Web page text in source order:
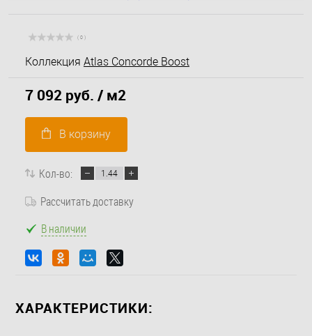
( 0 )
Коллекция Atlas Concorde Boost
7 092 руб. / м2
В корзину
Кол-во:
Рассчитать доставку
В наличии
ХАРАКТЕРИСТИКИ: